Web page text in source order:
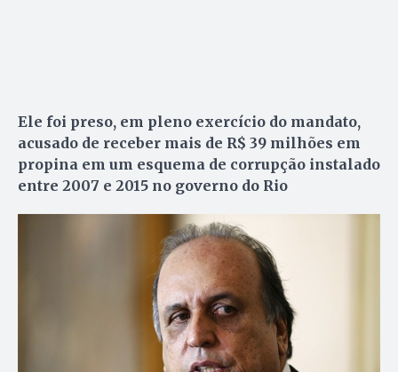
Ele foi preso, em pleno exercício do mandato,
acusado de receber mais de R$ 39 milhões em
propina em um esquema de corrupção instalado
entre 2007 e 2015 no governo do Rio